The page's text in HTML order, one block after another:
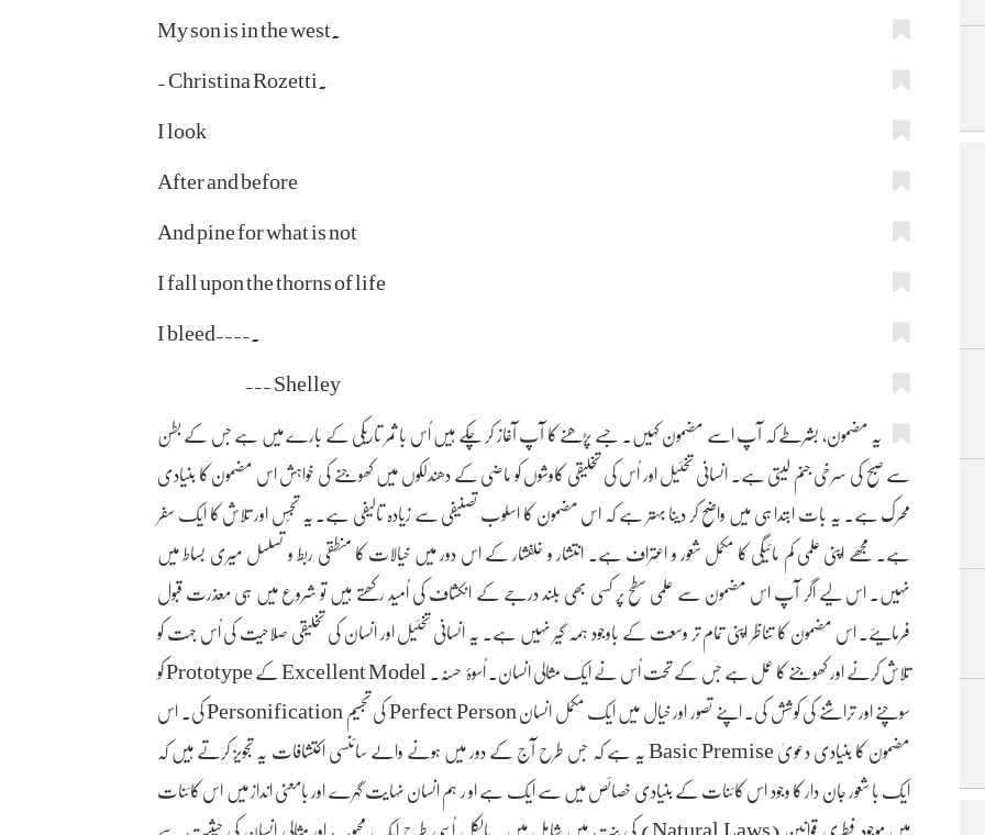
My son is in the west.
- Christina Rozetti.
I look
After and before
And pine for what is not
I fall upon the thorns of life
I bleed----.
--- Shelley
یہ مضمون، بشرطے کہ آپ اسے مضمون کہیں۔ جسے پڑھنے کا آپ آغاز کر چکے ہیں اُس با ثمر تاریکی کے بارے میں ہے جس کے بطن
سے صبح کی سرخی جنم لیتی ہے۔ انسانی تخئیل اور اُس کی تخلیقی کاوشوں کو ماضی کے دھندلکوں میں کھوجنے کی خواہش اس مضمون کا بنیادی
محرک ہے۔ یہ بات ابتدا ہی میں واضح کر دینا بہتر ہے کہ اس مضمون کا اسلوب تصنیفی سے زیادہ تالیفی ہے۔ یہ تجسّس اور تلاش کا ایک سفر
ہے۔ مجھے اپنی علمی کم مائیگی کا مکمل شعور و اعتراف ہے۔ انتشار و خلفشار کے اس دور میں خیالات کا منطقی ربط و تسلسل میری بساط میں
نہیں۔ اس لیے اگر آپ اس مضمون سے علمی سطح پر کسی بھی بلند درجے کے انکشاف کی اُمید رکھتے ہیں تو شروع میں ہی معذرت قبول
فرمایئے۔ اس مضمون کا تناظر اپنی تمام تر وسعت کے باوجود ہمہ گیر نہیں ہے۔ یہ انسانی تخئیل اور انسان کی تخلیقی صلاحیت کی اُس جہت کو
تلاش کرنے اور کھوجنے کا عمل ہے جس کے تحت اُس نے ایک مثالی انسان۔ اُسوۂ حسنہ۔ Excellent Model کے Prototype کو
سوچنے اور تراشنے کی کوشش کی۔ اپنے تصور اور خیال میں ایک مکمل انسان Perfect Person کی تجسیم Personification کی۔ اس
مضمون کا بنیادی دعویٰ Basic Premise یہ ہے کہ جس طرح آج کے دور میں ہونے والے سائنسی اکتشافات یہ تجویز کرتے ہیں کہ
ایک با شعور جان دار کا وجود اس کائنات کے بنیادی خصائص میں سے ایک ہے او ر ہم انسان نہایت گہرے اور بامعنی انداز میں اس کائنات
میں موجود فطری قوانین (Natural Laws) کی بُنت میں شامل ہیں۔ بالکل اُسی طرح ایک محبوب اور مثالی انسان کی حیثیت سے